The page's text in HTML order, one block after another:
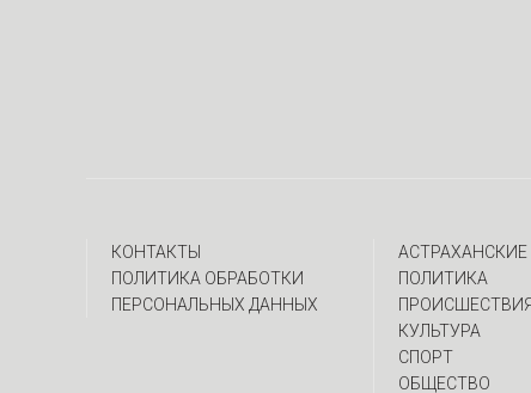
КОНТАКТЫ
ПОЛИТИКА ОБРАБОТКИ
ПЕРСОНАЛЬНЫХ ДАННЫХ
ПОЛИТИКА
КУЛЬТУРА
СПОРТ
ОБЩЕСТВО